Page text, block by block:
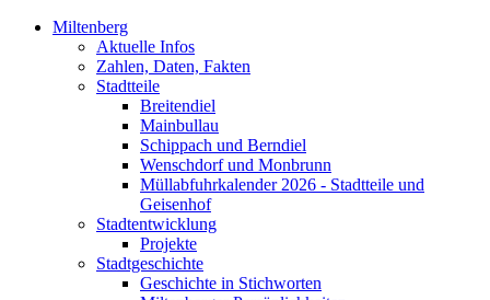
Miltenberg
Aktuelle Infos
Zahlen, Daten, Fakten
Stadtteile
Breitendiel
Mainbullau
Schippach und Berndiel
Wenschdorf und Monbrunn
Müllabfuhrkalender 2026 - Stadtteile und
Geisenhof
Stadtentwicklung
Projekte
Stadtgeschichte
Geschichte in Stichworten